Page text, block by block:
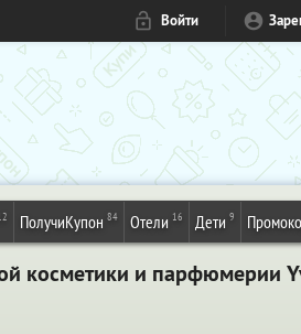
Войти
ПолучиКупон 84 Отели 16 Дети 9
косметики и парфюмерии